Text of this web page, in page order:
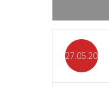
27.05.2026